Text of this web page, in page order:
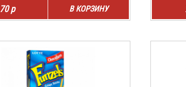
70 р В КОРЗИНУ